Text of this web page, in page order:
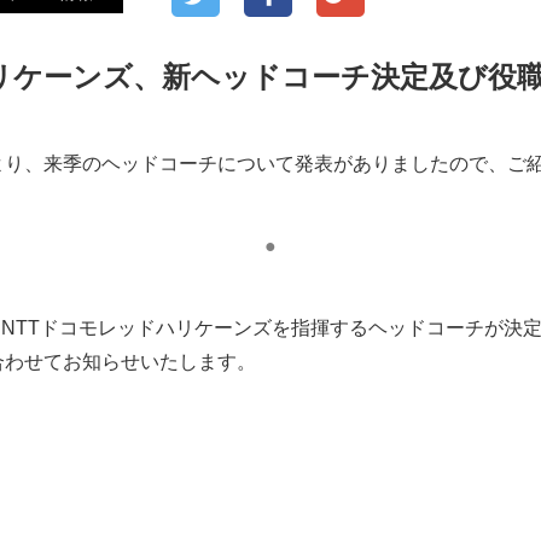
ーンズ、新ヘッドコーチ決定及び役
、来季のヘッドコーチについて発表がありましたので、ご
●
ドコモレッドハリケーンズを指揮するヘッドコーチが決
せてお知らせいたします。